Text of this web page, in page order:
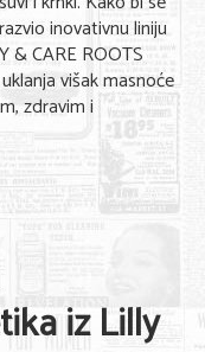
inovativnu liniju
& CARE ROOTS
višak masnoće
zdravim i
iz Lilly